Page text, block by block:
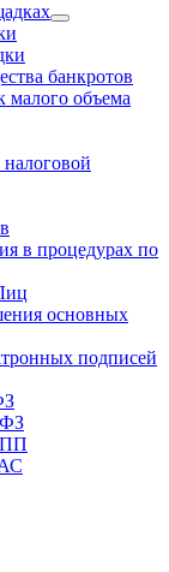
банкротов
малого объема
в процедурах по
основных
подписей